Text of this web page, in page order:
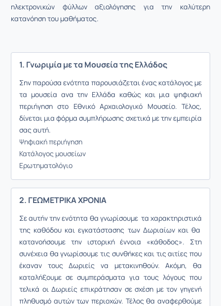
ηλεκτρονικών φύλλων αξιολόγησης για την καλύτερη
κατανόηση του μαθήματος.
1. Γνωριμία με τα Μουσεία της Ελλάδος
Σην παρούσα ενότητα παρουσιάζεται ένας κατάλογος με
τα μουσεία ανα την Ελλάδα καθώς και μια ψηφιακή
περιήγηση στο Εθνικό Αρχαιολογικό Μουσείο. Τέλος,
δίνεται μια φόρμα συμπλήρωσης σχετικά με την εμπειρία
σας αυτή.
Ψηφιακή περιήγηση
Κατάλογος μουσείων
Ερωτηματολόγιο
2. ΓΕΩΜΕΤΡΙΚΑ ΧΡΟΝΙΑ
Σε αυτήν την ενότητα θα γνωρίσουμε τα χαρακτηριστικά
της καθόδου και εγκατάστασης των Δωριαίων και θα
κατανοήσουμε την ιστορική έννοια «κάθοδος». Στη
συνέχεια θα γνωρίσουμε τις συνθήκες και τις αιτίες που
έκαναν τους Δωριείς να μετακινηθούν. Ακόμη, θα
καταλήξουμε σε συμπεράσματα για τους λόγους που
τελικά οι Δωριείς επικράτησαν σε σχέση με τον γηγενή
πληθυσμό αυτών των περιοχών. Τέλος θα αναφερθούμε